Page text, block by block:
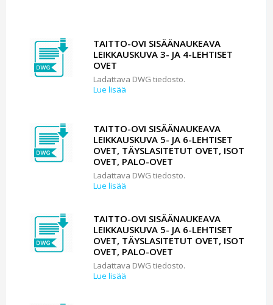
TAITTO-OVI SISÄÄNAUKEAVA
LEIKKAUSKUVA 3- JA 4-LEHTISET
OVET
Ladattava DWG tiedosto.
Lue lisää
TAITTO-OVI SISÄÄNAUKEAVA
LEIKKAUSKUVA 5- JA 6-LEHTISET
OVET, TÄYSLASITETUT OVET, ISOT
OVET, PALO-OVET
Ladattava DWG tiedosto.
Lue lisää
TAITTO-OVI SISÄÄNAUKEAVA
LEIKKAUSKUVA 5- JA 6-LEHTISET
OVET, TÄYSLASITETUT OVET, ISOT
OVET, PALO-OVET
Ladattava DWG tiedosto.
Lue lisää